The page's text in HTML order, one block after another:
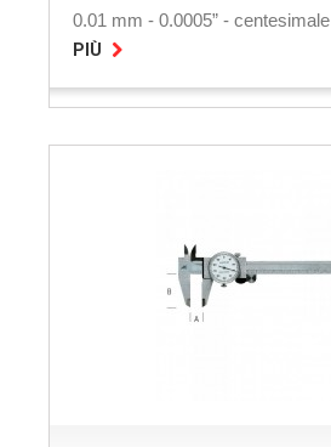
0.01 mm - 0.0005” - centesimale
PIÙ